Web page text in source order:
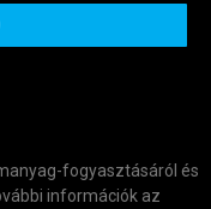
fogyasztásáról és
információk az